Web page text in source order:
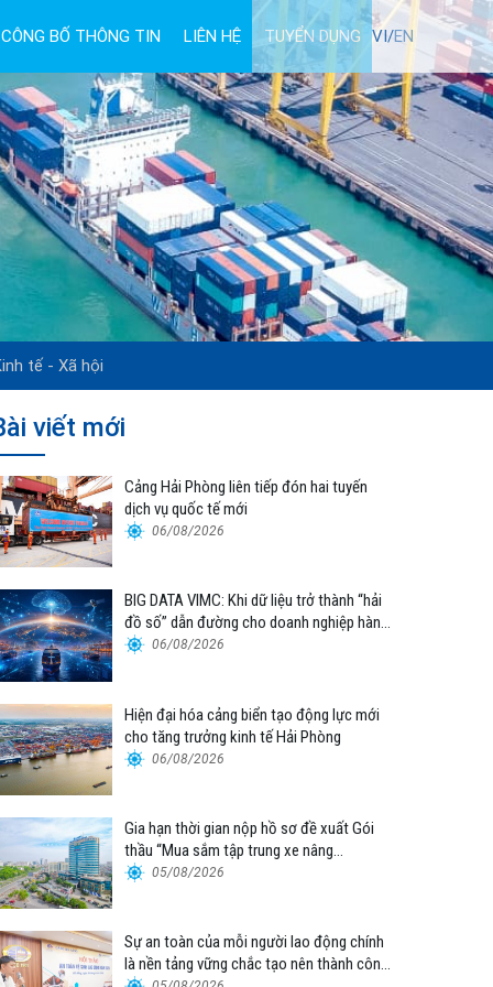
CÔNG BỐ THÔNG TIN LIÊN HỆ TUYỂN DỤNG VI/EN
tế - Xã hội
viết mới
Cảng Hải Phòng liên tiếp đón hai tuyến
dịch vụ quốc tế mới
06/08/2026
BIG DATA VIMC: Khi dữ liệu trở thành “hải
đồ số” dẫn đường cho doanh nghiệp hàng
hải 06/08/2026
Hiện đại hóa cảng biển tạo động lực mới
cho tăng trưởng kinh tế Hải Phòng
06/08/2026
Gia hạn thời gian nộp hồ sơ đề xuất Gói
thầu “Mua sắm tập trung xe nâng
container thuộc Tổng công ty Hàng hải
05/08/2026
Sự an toàn của mỗi người lao động chính
là nền tảng vững chắc tạo nên thành công